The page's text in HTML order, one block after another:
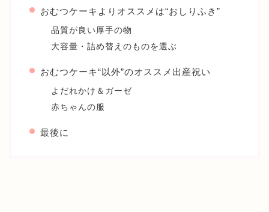
おむつケーキよりオススメは“おしりふき”
品質が良い厚手の物
大容量・詰め替えのものを選ぶ
おむつケーキ“以外”のオススメ出産祝い
よだれかけ＆ガーゼ
赤ちゃんの服
最後に